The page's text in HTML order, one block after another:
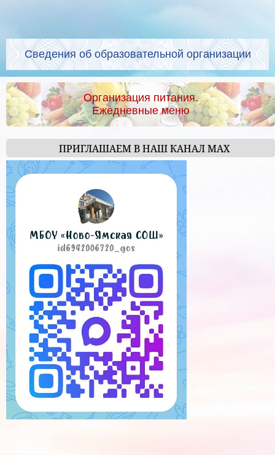
Сведения об образовательной организации
Организация питания.
Ежедневные меню
ПРИГЛАШАЕМ В НАШ КАНАЛ МАХ